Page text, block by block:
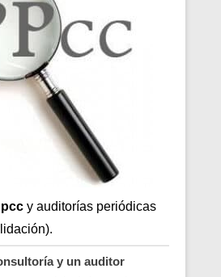
y auditorías periódicas
y un auditor